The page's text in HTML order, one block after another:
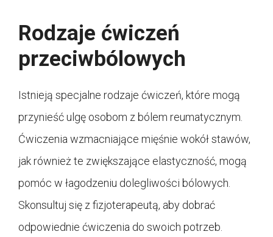
Rodzaje ćwiczeń
przeciwbólowych
Istnieją specjalne rodzaje ćwiczeń, które mogą
przynieść ulgę osobom z bólem reumatycznym.
Ćwiczenia wzmacniające mięśnie wokół stawów,
jak również te zwiększające elastyczność, mogą
pomóc w łagodzeniu dolegliwości bólowych.
Skonsultuj się z fizjoterapeutą, aby dobrać
odpowiednie ćwiczenia do swoich potrzeb.